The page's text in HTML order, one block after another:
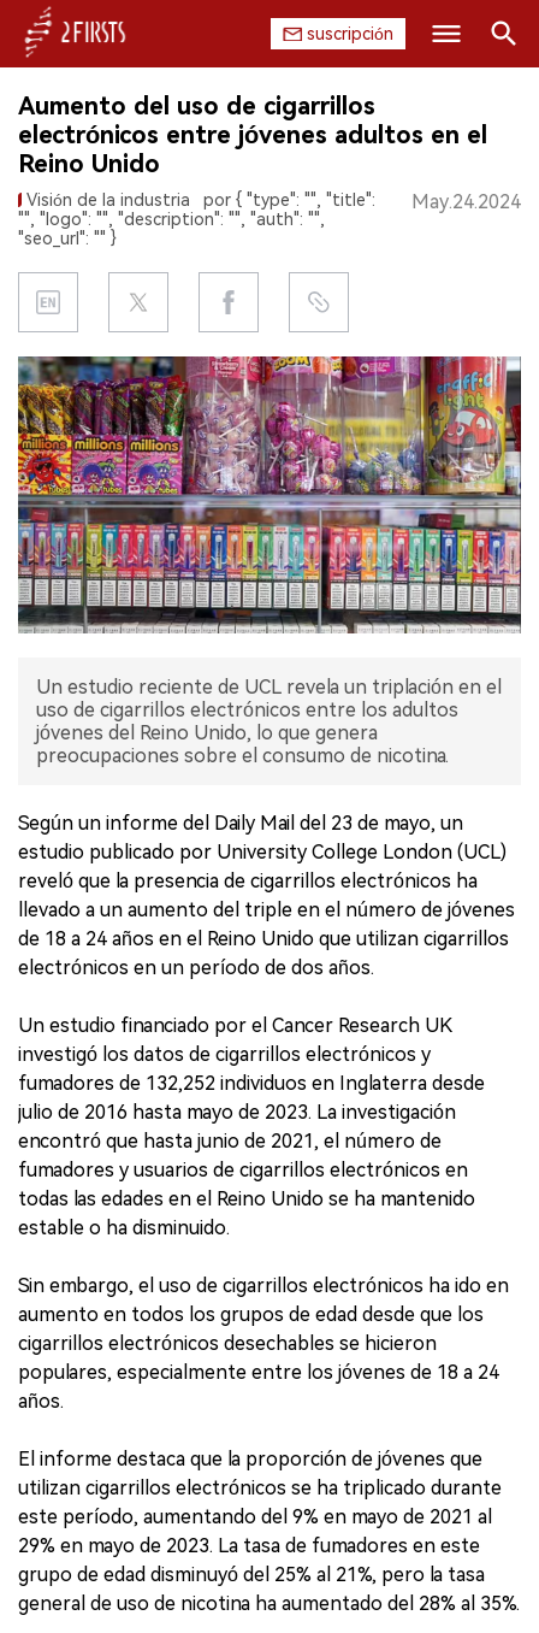
suscripción
INICIO
EMPRESA
PRODUCTO
REGULACIÓN
CHINA
DATOS
EXPOSICIÓN
ENTREVISTA
Aumento del uso de cigarrillos
electrónicos entre jóvenes adultos en el
Reino Unido
Visión de la industria
por { "type": "", "title":
"", "logo": "", "description": "", "auth": "",
"seo_url": "" }
May.24.2024
Un estudio reciente de UCL revela un triplación en el
uso de cigarrillos electrónicos entre los adultos
jóvenes del Reino Unido, lo que genera
preocupaciones sobre el consumo de nicotina.
Según un informe del Daily Mail del 23 de mayo, un
estudio publicado por University College London (UCL)
reveló que la presencia de cigarrillos electrónicos ha
llevado a un aumento del triple en el número de jóvenes
de 18 a 24 años en el Reino Unido que utilizan cigarrillos
electrónicos en un período de dos años.
Un estudio financiado por el Cancer Research UK
investigó los datos de cigarrillos electrónicos y
fumadores de 132,252 individuos en Inglaterra desde
julio de 2016 hasta mayo de 2023. La investigación
encontró que hasta junio de 2021, el número de
fumadores y usuarios de cigarrillos electrónicos en
todas las edades en el Reino Unido se ha mantenido
estable o ha disminuido.
Sin embargo, el uso de cigarrillos electrónicos ha ido en
aumento en todos los grupos de edad desde que los
cigarrillos electrónicos desechables se hicieron
populares, especialmente entre los jóvenes de 18 a 24
años.
El informe destaca que la proporción de jóvenes que
utilizan cigarrillos electrónicos se ha triplicado durante
este período, aumentando del 9% en mayo de 2021 al
29% en mayo de 2023. La tasa de fumadores en este
grupo de edad disminuyó del 25% al 21%, pero la tasa
general de uso de nicotina ha aumentado del 28% al 35%.